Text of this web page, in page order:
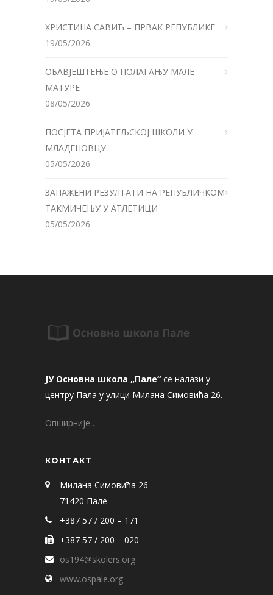
ХРИСТИНА САВИЋ – ПРВАК РЕПУБЛИКЕ
19/05/2026
ОБАВЈЕШТЕЊЕ О ПОЛАГАЊУ МАЛЕ
МАТУРЕ
08/05/2026
ПОСЈЕТА ПРИЈАТЕЉСКОЈ ШКОЛИ У
МЛАДЕНОВЦУ
05/05/2026
ЗАПАЖЕНИ РЕЗУЛТАТИ НА РЕПУБЛИЧКОМ
ТАКМИЧЕЊУ У АТЛЕТИЦИ
05/05/2026
ЈУ Основна школа „Пале“ се налази у
центру Пала у улици Милана Симовића 26.
Опширније…
КОНТАКТ
Милана Симовића 26
71420 Пале
+387 57 / 200 – 171
+387 57 / 200 – 020
os194@skolers.org
www.ospale.org